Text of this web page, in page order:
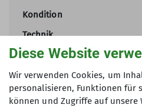
Kondition
Technik
Organisation
Diese Website
Wir verwenden Cookies, um
personalisieren, Funktionen für
können und Zugriffe auf unsere